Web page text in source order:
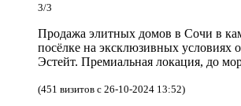
3/3
Продажа элитных домов в Сочи в
посёлке на эксклюзивных условиях
Эстейт. Премиальная локация, до
(451 визитов с 26-10-2024 13:52)